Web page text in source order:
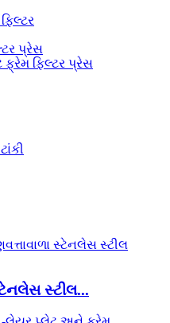
પ્રેસ
ફ્રેમ ફિલ્ટર પ્રેસ
સ્ટીલ...